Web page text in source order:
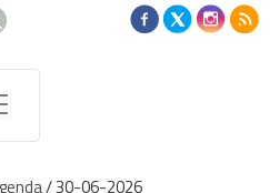
/30-06-2026